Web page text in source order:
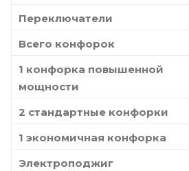
Переключатели
Всего конфорок
1 конфорка повышенной
мощности
2 стандартные конфорки
1 экономичная конфорка
Электроподжиг